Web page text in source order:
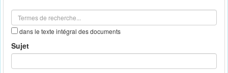
dans le texte intégral des documents
Sujet